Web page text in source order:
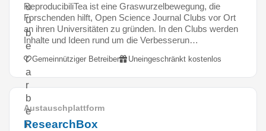
u
ü
b
e
r
a
r
b
e
i
ReproducibiliTea ist eine Graswurzelbewegung, die
Forschenden hilft, Open Science Journal Clubs vor Ort
an ihren Universitäten zu gründen. In den Clubs werden
Inhalte und Ideen rund um die Verbesserun…
Gemeinnütziger Betreiber Uneingeschränkt kostenlos
Austauschplattform
ResearchBox